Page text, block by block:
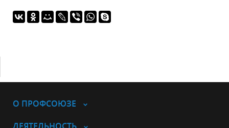
О ПРОФСОЮЗЕ